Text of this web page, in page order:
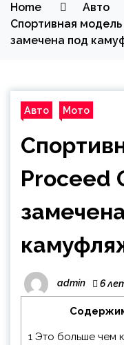
Home
Авто
Спортивная
замечена под
Авто Мото
Proceed
admin 6
1 Это больше чем